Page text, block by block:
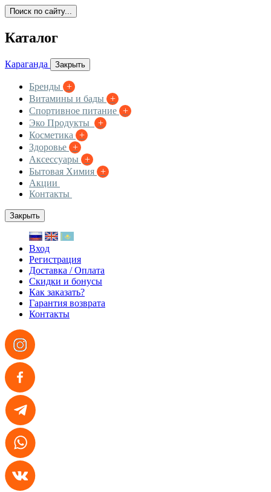
Поиск по сайту...
Каталог
Караганда Закрыть
Бренды
+
Витамины и бады
+
Спортивное питание +
Эко Продукты
+
Косметика
+
Здоровье +
Аксессуары
+
Бытовая Химия +
Акции
Контакты
Закрыть
Вход
Регистрация
Доставка / Оплата
Скидки и бонусы
Как заказать?
Гарантия возврата
Контакты